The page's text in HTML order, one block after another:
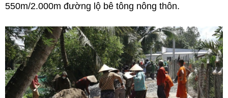
550m/2.000m đường lộ bê tông nông thôn.